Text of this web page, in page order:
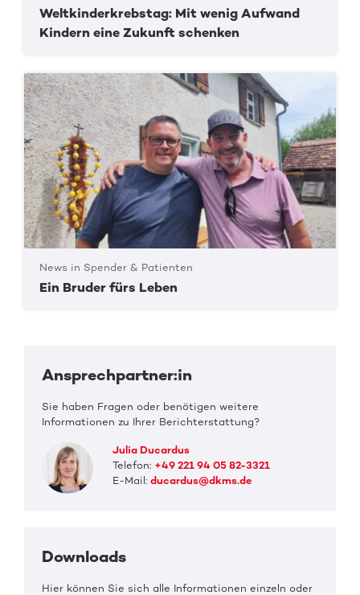
Weltkinderkrebstag: Mit wenig Aufwand
Kindern eine Zukunft schenken
News in Spender & Patienten
Ein Bruder fürs Leben
Ansprechpartner:in
Sie haben Fragen oder benötigen weitere
Informationen zu Ihrer Berichterstattung?
Julia Ducardus
Telefon: +49 221 94 05 82-3321
E-Mail:ducardus@dkms.de
Downloads
Hier können Sie sich alle Informationen einzeln oder